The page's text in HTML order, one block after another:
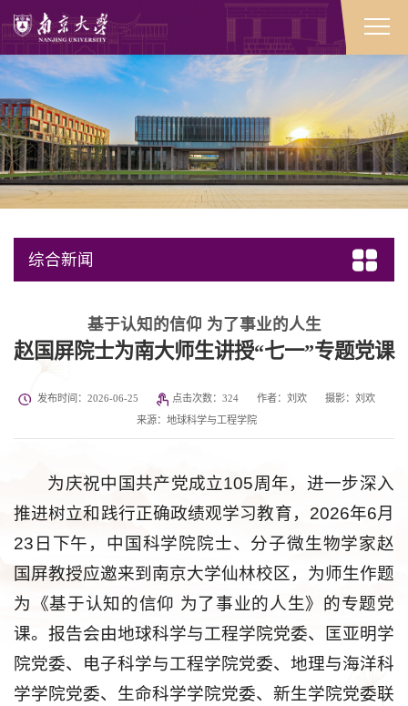
综合新闻
基于认知的信仰 为了事业的人生
赵国屏院士为南大师生讲授“七一”专题党课
发布时间：2026-06-25 点击次数：324 作者：刘欢
摄影：刘欢
来源：地球科学与工程学院
为庆祝中国共产党成立105周年，进一步深入
推进树立和践行正确政绩观学习教育，2026年6月
23日下午，中国科学院院士、分子微生物学家赵
国屏教授应邀来到南京大学仙林校区，为师生作题
为《基于认知的信仰 为了事业的人生》的专题党
课。报告会由地球科学与工程学院党委、匡亚明学
院党委、电子科学与工程学院党委、地理与海洋科
学学院党委、生命科学学院党委、新生学院党委联